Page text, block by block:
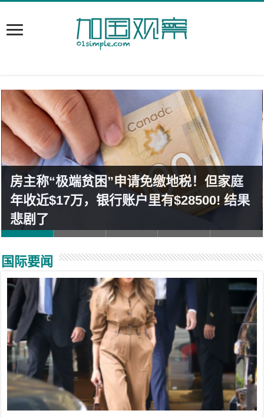
房主称“极端贫困”申请免缴地税！但家庭
年收近$17万，银行账户里有$28500! 结果
悲剧了
国际要闻